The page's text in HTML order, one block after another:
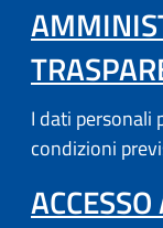
I dati personali
condizioni